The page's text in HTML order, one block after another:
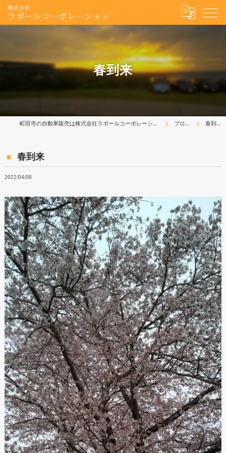
春到来
町田市の自動車販売は株式会社ラポールコーポレーション ブログ 春到来
春到来
2022/04/08